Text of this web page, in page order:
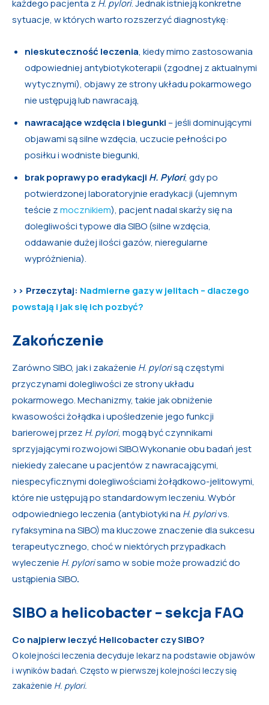
każdego pacjenta z H. pylori. Jednak istnieją konkretne
sytuacje, w których warto rozszerzyć diagnostykę:
nieskuteczność leczenia, kiedy mimo zastosowania
odpowiedniej antybiotykoterapii (zgodnej z aktualnymi
wytycznymi), objawy ze strony układu pokarmowego
nie ustępują lub nawracają,
nawracające wzdęcia i biegunki – jeśli dominującymi
objawami są silne wzdęcia, uczucie pełności po
posiłku i wodniste biegunki,
brak poprawy po eradykacji H. Pylori, gdy po
potwierdzonej laboratoryjnie eradykacji (ujemnym
teście zmocznikiem), pacjent nadal skarży się na
dolegliwości typowe dla SIBO (silne wzdęcia,
oddawanie dużej ilości gazów, nieregularne
wypróżnienia).
>> Przeczytaj: Nadmierne gazy w jelitach – dlaczego
powstają i jak się ich pozbyć?
Zakończenie
Zarówno SIBO, jak i zakażenie H. pylorisą częstymi
przyczynami dolegliwości ze strony układu
pokarmowego. Mechanizmy, takie jak obniżenie
kwasowości żołądka i upośledzenie jego funkcji
barierowej przez H. pylori, mogą być czynnikami
sprzyjającymi rozwojowi SIBO.Wykonanie obu badań jest
niekiedy zalecane u pacjentów z nawracającymi,
niespecyficznymi dolegliwościami żołądkowo-jelitowymi,
które nie ustępują po standardowym leczeniu. Wybór
odpowiedniego leczenia (antybiotyki na H. pylorivs.
ryfaksymina na SIBO) ma kluczowe znaczenie dla sukcesu
terapeutycznego, choć w niektórych przypadkach
wyleczenie H. pylorisamo w sobie może prowadzić do
ustąpienia SIBO.
SIBO a helicobacter – sekcja FAQ
Co najpierw leczyć Helicobacter czy SIBO?
O kolejności leczenia decyduje lekarz na podstawie objawów
i wyników badań. Często w pierwszej kolejności leczy się
zakażenie H. pylori.